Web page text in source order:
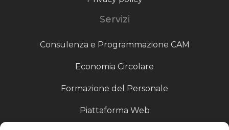
Servizi
Consulenza e Programmazione CAM
Economia Circolare
Formazione del Personale
Piattaforma Web